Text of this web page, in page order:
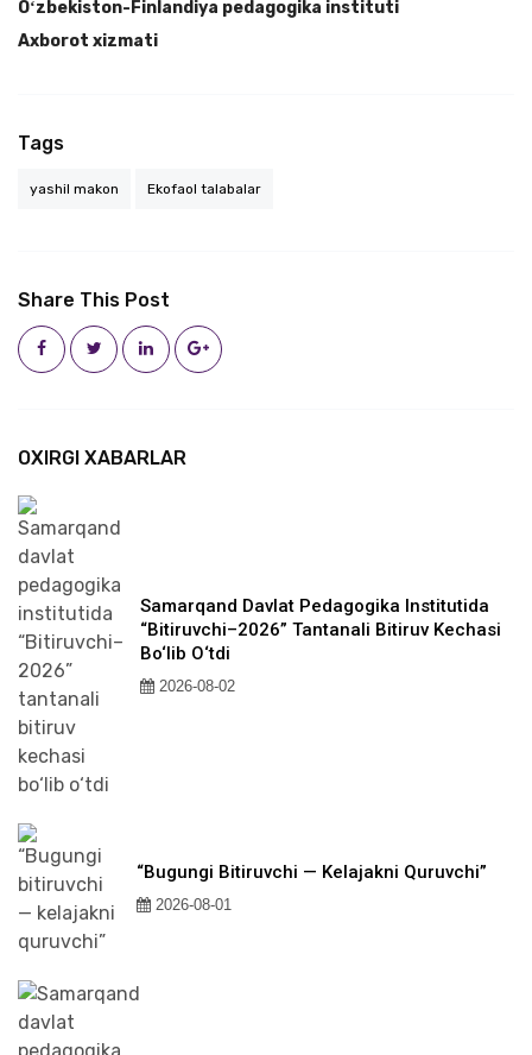
Oʻzbekiston-Finlandiya pedagogika instituti
Axborot xizmati
Tags
yashil makon Ekofaol talabalar
Share This Post
OXIRGI XABARLAR
Samarqand Davlat Pedagogika Institutida
“Bitiruvchi–2026” Tantanali Bitiruv Kechasi
Bo‘lib O‘tdi
2026-08-02
“Bugungi Bitiruvchi — Kelajakni Quruvchi”
2026-08-01